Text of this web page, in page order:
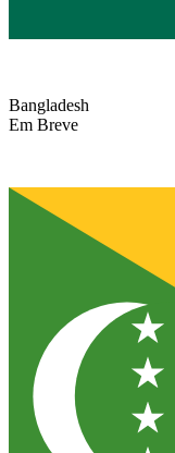
Bangladesh
Em Breve